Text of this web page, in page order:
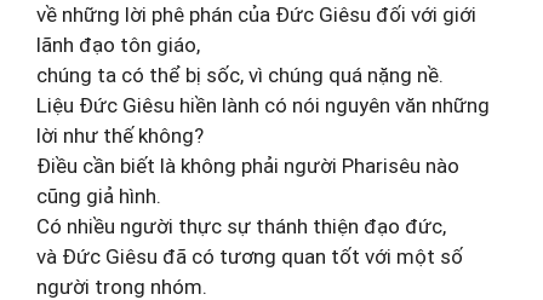
về những lời phê phán của Đức Giêsu đối với giới
lãnh đạo tôn giáo,
chúng ta có thể bị sốc, vì chúng quá nặng nề.
Liệu Đức Giêsu hiền lành có nói nguyên văn những
lời như thế không?
Điều cần biết là không phải người Pharisêu nào
cũng giả hình.
Có nhiều người thực sự thánh thiện đạo đức,
và Đức Giêsu đã có tương quan tốt với một số
người trong nhóm.